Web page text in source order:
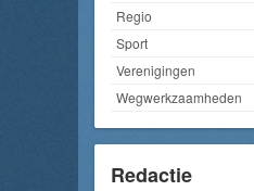
Regio
Sport
Verenigingen
Wegwerkzaamheden
Redactie